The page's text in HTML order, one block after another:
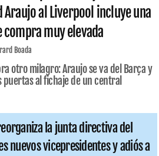
Araujo al Liverpool incluye una
compra muy elevada
Boada
otro milagro: Araujo se va del Barça y
puertas al fichaje de un central
la junta directiva del
nuevos vicepresidentes y adiós a